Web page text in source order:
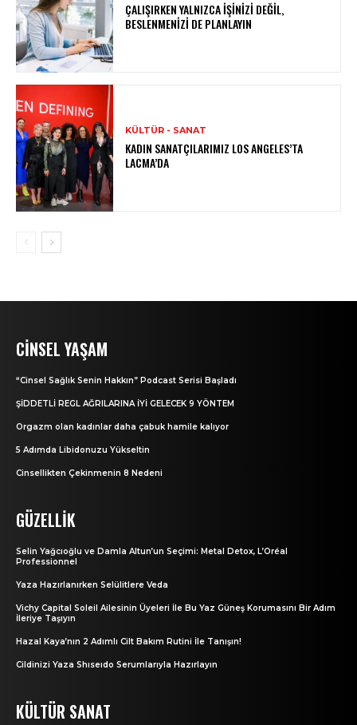
ÇALIŞIRKEN YALNIZCA İŞINIZI DEĞIL,
BESLENMENIZI DE PLANLAYIN
KÜLTÜR - SANAT
KADIN SANATÇILARIMIZ LOS ANGELES’TA
LACMA’DA
CINSEL YAŞAM
“Cinsel Sağlık Senin Hakkın” Podcast Serisi Başladı
ŞİDDETLİ REGL AĞRILARINA İYİ GELECEK 9 YÖNTEM
Orgazm olan kadınlar daha çabuk hamile kalıyor
5 Adımda Libidonuzu Yükseltin
Cinsellikten Çekinmenin 8 Nedeni
GÜZELLIK
Selin Yağcıoğlu ve Damla Altun’un Seçimi: Metal Detox, L’Oréal
Professionnel
Yaza Hazırlanırken Selülitlere Veda
Vichy Capital Soleil Ailesinin Üyeleri İle Bu Yaz Güneş Korumasını Bir Adım
İleriye Taşıyın
Hazal Kaya’nın 2 Adımlı Cilt Bakım Rutini İle Tanışın!
Cildinizi Yaza Shıseıdo Serumlarıyla Hazırlayın
KÜLTÜR SANAT